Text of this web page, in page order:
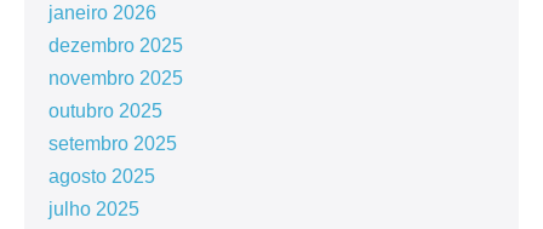
janeiro 2026
dezembro 2025
novembro 2025
outubro 2025
setembro 2025
agosto 2025
julho 2025